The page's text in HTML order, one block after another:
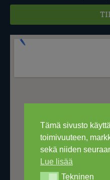
Tämä sivusto
toimivuuteen,
sekä niiden
Lue lisää
TekninenTekninen